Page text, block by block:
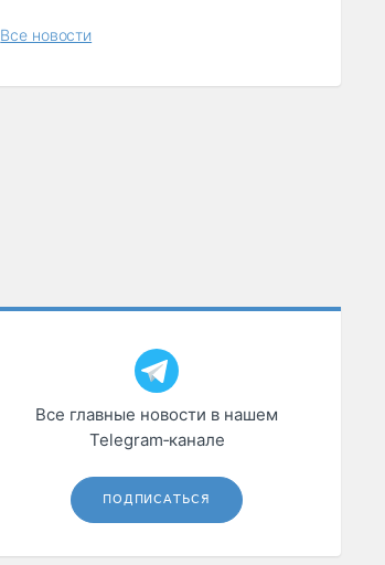
Все новости
Все главные новости в нашем
Telegram‑канале
ПОДПИСАТЬСЯ